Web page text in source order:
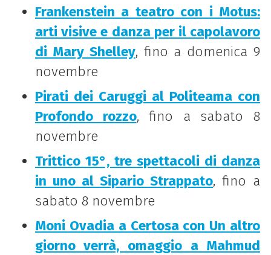
Frankenstein a teatro con i Motus:
arti visive e danza per il capolavoro
di Mary Shelley, fino a domenica 9
novembre
Pirati dei Caruggi al Politeama con
Profondo rozzo, fino a sabato 8
novembre
Trittico 15°, tre spettacoli di danza
in uno al Sipario Strappato, fino a
sabato 8 novembre
Moni Ovadia a Certosa con Un altro
giorno verrà, omaggio a Mahmud